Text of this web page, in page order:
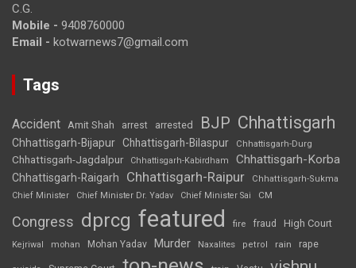
C.G.
Mobile - 9408760000
Email - kotwarnews7@gmail.com
Tags
Accident Amit Shah arrest arrested BJP Chhattisgarh
Chhattisgarh-Bijapur Chhattisgarh-Bilaspur Chhattisgarh-Durg
Chhattisgarh-Jagdalpur Chhattisgarh-Kabirdham Chhattisgarh-Korba
Chhattisgarh-Raigarh Chhattisgarh-Raipur
Chhattisgarh-Sukma
Chief Minister
Chief Minister Dr. Yadav Chief Minister Sai CM
Congress dprcg featured fire fraud High Court
Kejriwal mohan Mohan Yadav Murder Naxalites petrol rain rape